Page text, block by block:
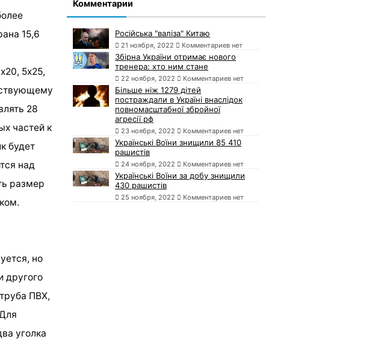
15,6
5х25,
28
частей к
будет
над
размер
но
другого
ПВХ,
уголка
Комментарии
Російська "валіза" Китаю
21 ноября, 2022 Комментариев нет
Збірна України отримає нового
тренера: хто ним стане
22 ноября, 2022 Комментариев нет
Більше ніж 1279 дітей
постраждали в Україні внаслідок
повномасштабної збройної
агресії рф
23 ноября, 2022 Комментариев нет
Українські Воїни знищили 85 410
рашистів
24 ноября, 2022 Комментариев нет
Українські Воїни за добу знищили
430 рашистів
25 ноября, 2022 Комментариев нет